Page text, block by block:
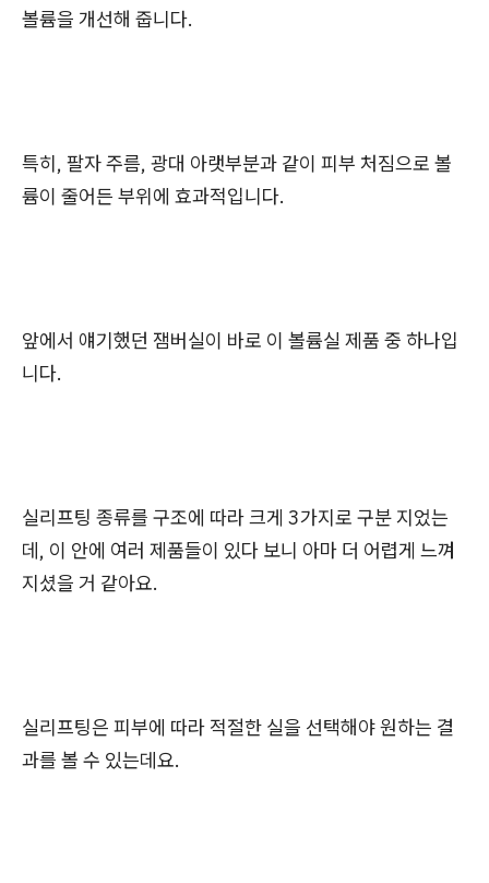
볼륨을 개선해 줍니다.
특히, 팔자 주름, 광대 아랫부분과 같이 피부 처짐으로 볼
륨이 줄어든 부위에 효과적입니다.
앞에서 얘기했던 잼버실이 바로 이 볼륨실 제품 중 하나입
니다.
실리프팅 종류를 구조에 따라 크게 3가지로 구분 지었는
데, 이 안에 여러 제품들이 있다 보니 아마 더 어렵게 느껴
지셨을 거 같아요.
실리프팅은 피부에 따라 적절한 실을 선택해야 원하는 결
과를 볼 수 있는데요.